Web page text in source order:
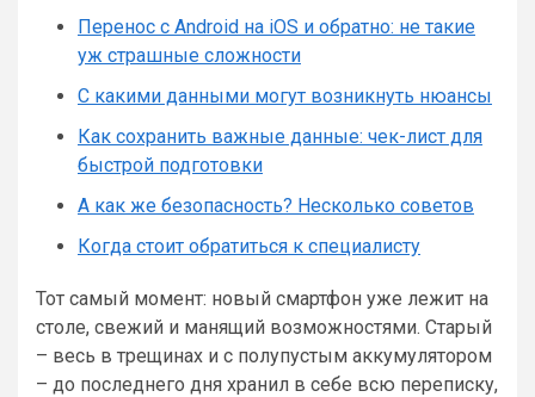
Перенос с Android на iOS и обратно: не такие
уж страшные сложности
С какими данными могут возникнуть нюансы
Как сохранить важные данные: чек-лист для
быстрой подготовки
А как же безопасность? Несколько советов
Когда стоит обратиться к специалисту
Тот самый момент: новый смартфон уже лежит на
столе, свежий и манящий возможностями. Старый
– весь в трещинах и с полупустым аккумулятором
– до последнего дня хранил в себе всю переписку,